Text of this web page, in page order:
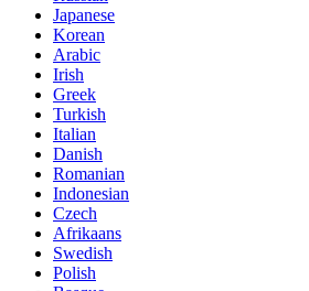
Japanese
Korean
Arabic
Irish
Greek
Turkish
Italian
Danish
Romanian
Indonesian
Czech
Afrikaans
Swedish
Polish